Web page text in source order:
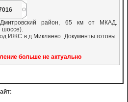
Дмитровский район, 65 км от МКАД.
шоссе).
ИЖС в д.Микляево. Документы готовы.
больше не актуально